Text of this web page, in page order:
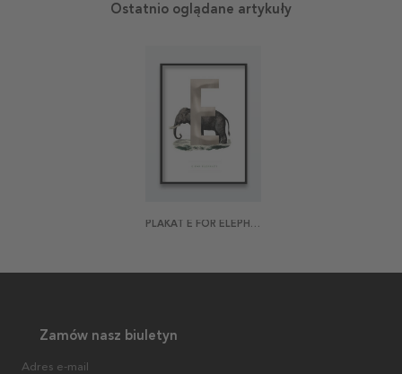
Ostatnio oglądane artykuły
PLAKAT E FOR ELEPHANT
Zamów nasz biuletyn
Adres e-mail